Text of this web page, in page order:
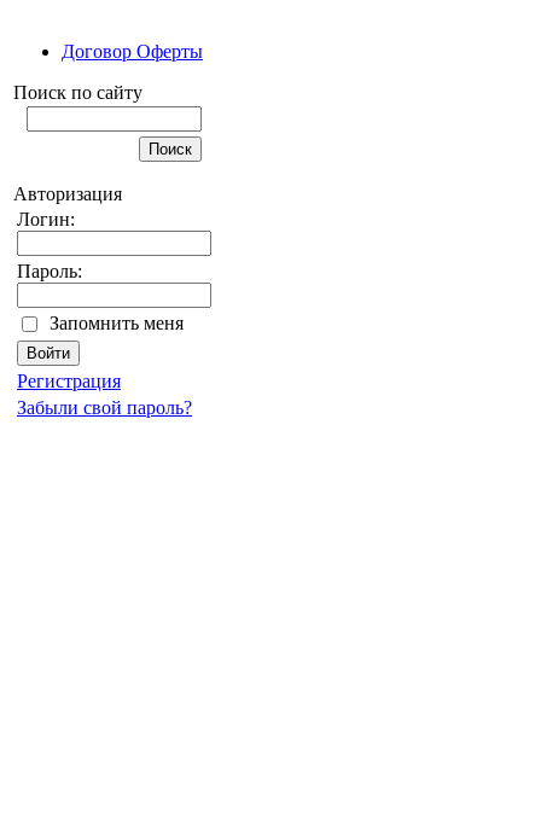
Договор Оферты
Поиск по сайту
Авторизация
Логин:
Пароль:
Запомнить меня
Регистрация
Забыли свой пароль?